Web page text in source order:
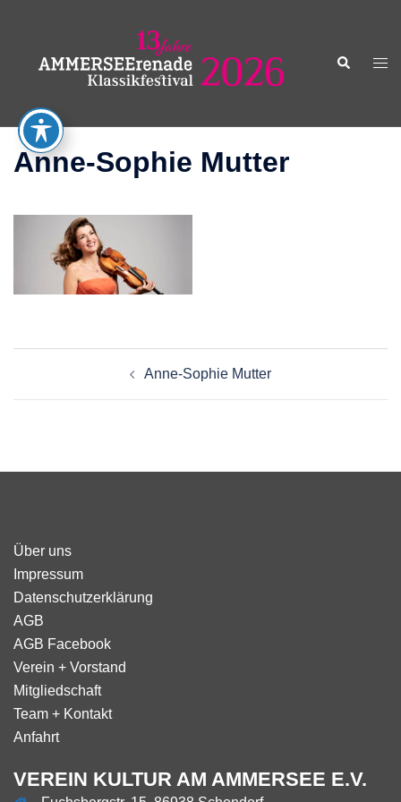
springen
Suche
Anne-Sophie Mutter
Anne-Sophie Mutter
Über uns
Impressum
Datenschutzerklärung
AGB
AGB Facebook
Verein + Vorstand
Mitgliedschaft
Team + Kontakt
Anfahrt
VEREIN KULTUR AM AMMERSEE E.V.